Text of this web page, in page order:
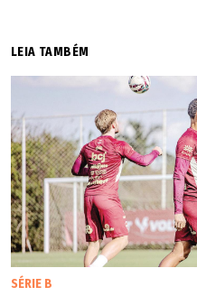
LEIA TAMBÉM
SÉRIE B